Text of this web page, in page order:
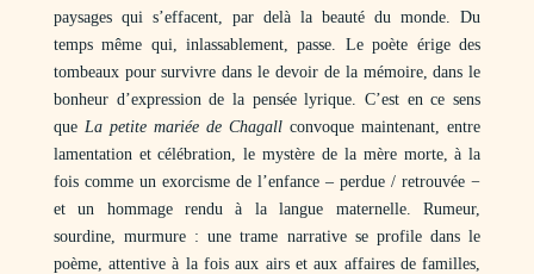
paysages qui s’effacent, par delà la beauté du monde. Du
temps même qui, inlassablement, passe. Le poète érige des
tombeaux pour survivre dans le devoir de la mémoire, dans le
bonheur d’expression de la pensée lyrique. C’est en ce sens
que La petite mariée de Chagall convoque maintenant, entre
lamentation et célébration, le mystère de la mère morte, à la
fois comme un exorcisme de l’enfance – perdue / retrouvée −
et un hommage rendu à la langue maternelle. Rumeur,
sourdine, murmure : une trame narrative se profile dans le
poème, attentive à la fois aux airs et aux affaires de familles,